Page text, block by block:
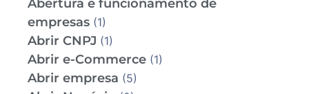
Abertura e funcionamento de
empresas (1)
Abrir CNPJ (1)
Abrir e-Commerce (1)
Abrir empresa (5)